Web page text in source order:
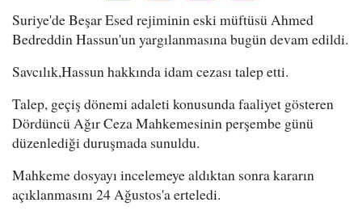
Suriye'de Beşar Esed rejiminin eski müftüsü Ahmed
Bedreddin Hassun'un yargılanmasına bugün devam edildi.
Savcılık,Hassun hakkında idam cezası talep etti.
Talep, geçiş dönemi adaleti konusunda faaliyet gösteren
Dördüncü Ağır Ceza Mahkemesinin perşembe günü
düzenlediği duruşmada sunuldu.
Mahkeme dosyayı incelemeye aldıktan sonra kararın
açıklanmasını 24 Ağustos'a erteledi.